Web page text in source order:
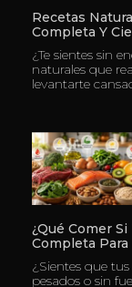
Recetas
Completa Y
¿Te sientes sin
naturales que
levantarte
¿Qué Comer
Completa
¿Sientes que
pesados o sin